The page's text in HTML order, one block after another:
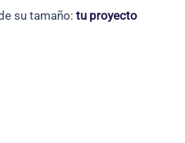
su tamaño: tu proyecto